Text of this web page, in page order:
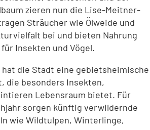
zieren nun die Lise-Meitner-
Sträucher wie Ölweide und
bei und bieten Nahrung
Insekten und Vögel.
die Stadt eine gebietsheimische
die besonders Insekten,
Lebensraum bietet. Für
sorgen künftig verwildernde
wie Wildtulpen, Winterlinge,